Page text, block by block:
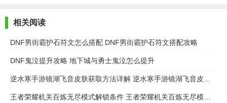
相关阅读
DNF男街霸护石符文怎么搭配 DNF男街霸护石符文搭配攻略
DNF鬼泣提升攻略 地下城与勇士鬼泣怎么提升
逆水寒手游镜湖飞音皮肤获取方法详解 逆水寒手游镜湖飞音皮肤怎么获取
王者荣耀机关百炼无尽模式解锁条件 王者荣耀机关百炼无尽模式怎么解锁